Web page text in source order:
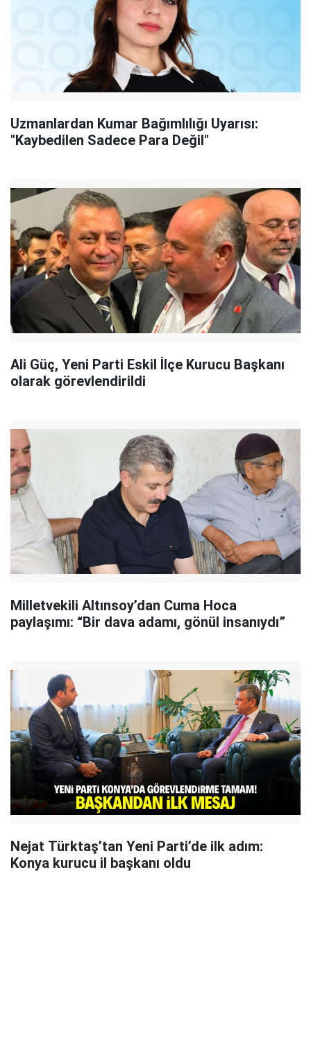
Uzmanlardan Kumar Bağımlılığı Uyarısı:
"Kaybedilen Sadece Para Değil"
Ali Güç, Yeni Parti Eskil İlçe Kurucu Başkanı
olarak görevlendirildi
Milletvekili Altınsoy’dan Cuma Hoca
paylaşımı: “Bir dava adamı, gönül insanıydı”
Nejat Türktaş’tan Yeni Parti’de ilk adım:
Konya kurucu il başkanı oldu